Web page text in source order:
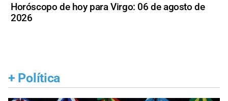
Horóscopo de hoy para Virgo: 06 de agosto de
2026
+ Política